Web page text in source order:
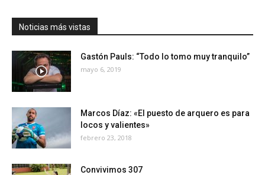
Noticias más vistas
Gastón Pauls: “Todo lo tomo muy tranquilo”
mayo 6, 2019
Marcos Díaz: «El puesto de arquero es para
locos y valientes»
febrero 23, 2018
Convivimos 307